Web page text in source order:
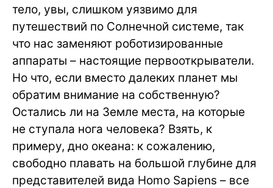
тело, увы, слишком уязвимо для
путешествий по Солнечной системе, так
что нас заменяют роботизированные
аппараты – настоящие первооткрыватели.
Но что, если вместо далеких планет мы
обратим внимание на собственную?
Остались ли на Земле места, на которые
не ступала нога человека? Взять, к
примеру, дно океана: к сожалению,
свободно плавать на большой глубине для
представителей вида Homo Sapiens – все